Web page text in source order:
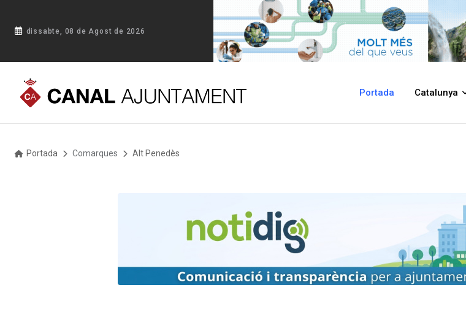
dissabte, 08 de Agost de 2026
Portada Catalunya
Portada Comarques Alt Penedès